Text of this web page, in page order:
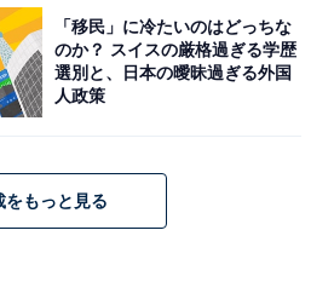
「移民」に冷たいのはどっちな
のか？ スイスの厳格過ぎる学歴
選別と、日本の曖昧過ぎる外国
人政策
をもっと見る